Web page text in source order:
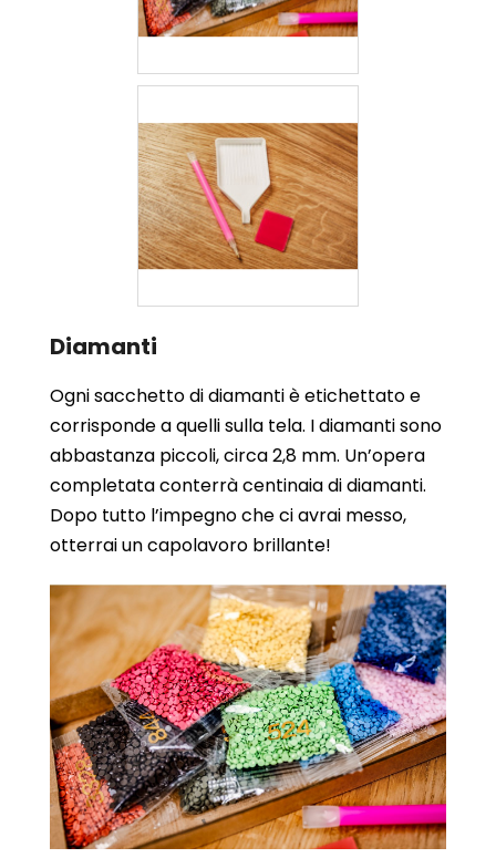
Diamanti
Ogni sacchetto di diamanti è etichettato e
corrisponde a quelli sulla tela. I diamanti sono
abbastanza piccoli, circa 2,8 mm. Un’opera
completata conterrà centinaia di diamanti.
Dopo tutto l’impegno che ci avrai messo,
otterrai un capolavoro brillante!